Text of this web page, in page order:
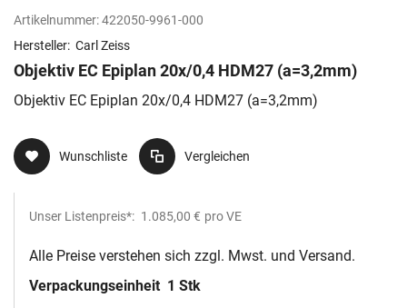
Artikelnummer:422050-9961-000
Hersteller: Carl Zeiss
Objektiv EC Epiplan 20x/0,4 HDM27 (a=3,2mm)
Objektiv EC Epiplan 20x/0,4 HDM27 (a=3,2mm)
Wunschliste Vergleichen
Unser Listenpreis*: 1.085,00 € pro VE
Alle Preise verstehen sich zzgl. Mwst. und Versand.
Verpackungseinheit 1 Stk